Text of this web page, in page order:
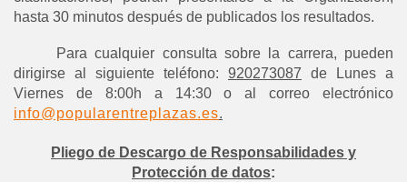
hasta 30 minutos después de publicados los resultados.
Para cualquier consulta sobre la carrera, pueden
dirigirse al siguiente teléfono: 920273087 de Lunes a
Viernes de 8:00h a 14:30 o al correo electrónico
info@popularentreplazas.es.
Pliego de Descargo de Responsabilidades y
Protección de datos: